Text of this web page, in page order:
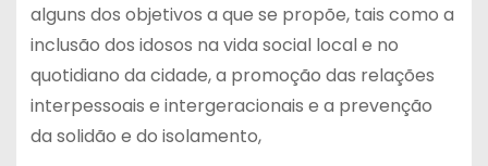
alguns dos objetivos a que se propõe, tais como a
inclusão dos idosos na vida social local e no
quotidiano da cidade, a promoção das relações
interpessoais e intergeracionais e a prevenção
da solidão e do isolamento,